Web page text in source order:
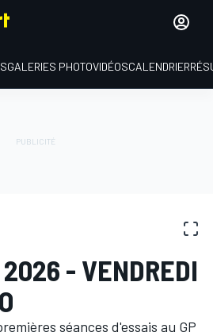
GALERIES PHOTOVIDÉOSCALENDRIER
- VENDREDI
séances d'essais au GP